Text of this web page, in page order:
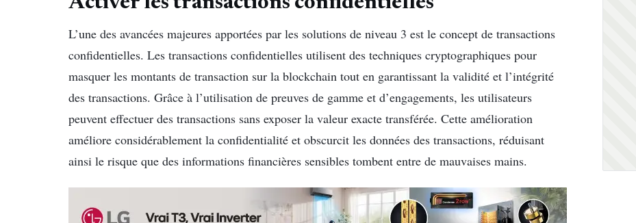
L’une des avancées majeures apportées par les solutions de niveau 3 est le concept de transactions
confidentielles. Les transactions confidentielles utilisent des techniques cryptographiques pour
masquer les montants de transaction sur la blockchain tout en garantissant la validité et l’intégrité
des transactions. Grâce à l’utilisation de preuves de gamme et d’engagements, les utilisateurs
peuvent effectuer des transactions sans exposer la valeur exacte transférée. Cette amélioration
améliore considérablement la confidentialité et obscurcit les données des transactions, réduisant
ainsi le risque que des informations financières sensibles tombent entre de mauvaises mains.